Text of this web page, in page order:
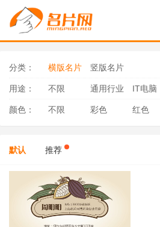
分类： 横版名片 竖版名片
用途： 不限 通用行业 IT电脑
颜色： 不限 彩色 红色
默认 推荐